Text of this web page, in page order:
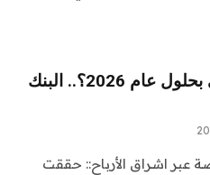
هل ينتهي التضخم العالمى بحلول عام 2026؟.. البنك
عبر اشراق الأرباح:: حققت